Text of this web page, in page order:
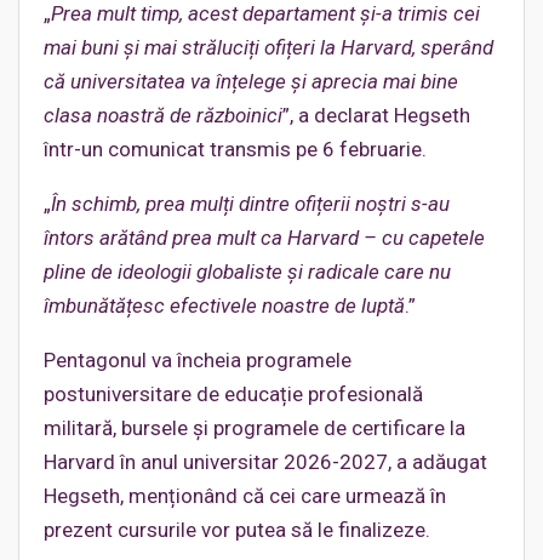
„Prea mult timp, acest departament și-a trimis cei
mai buni și mai străluciți ofițeri la Harvard, sperând
că universitatea va înțelege și aprecia mai bine
clasa noastră de războinici”, a declarat Hegseth
într-un comunicat transmis pe 6 februarie.
„În schimb, prea mulți dintre ofițerii noștri s-au
întors arătând prea mult ca Harvard – cu capetele
pline de ideologii globaliste și radicale care nu
îmbunătățesc efectivele noastre de luptă.”
Pentagonul va încheia programele
postuniversitare de educație profesională
militară, bursele și programele de certificare la
Harvard în anul universitar 2026-2027, a adăugat
Hegseth, menționând că cei care urmează în
prezent cursurile vor putea să le finalizeze.